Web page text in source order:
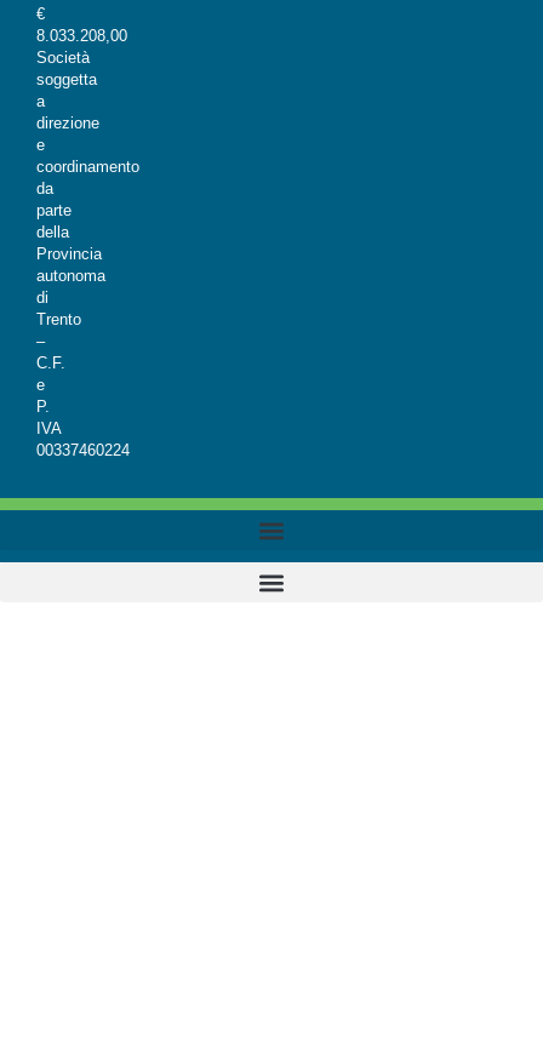
€
8.033.208,00
Società
soggetta
a
direzione
e
coordinamento
da
parte
della
Provincia
autonoma
di
Trento
–
C.F.
e
P.
IVA
00337460224